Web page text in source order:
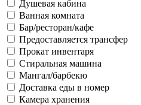
Душевая кабина
Ванная комната
Бар/ресторан/кафе
Предоставляется трансфер
Прокат инвентаря
Стиральная машина
Мангал/барбекю
Доставка еды в номер
Камера хранения